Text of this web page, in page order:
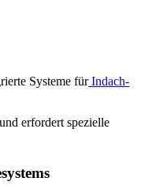
Systeme für Indach-
erfordert spezielle